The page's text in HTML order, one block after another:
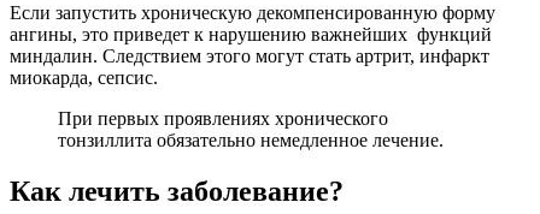
Если запустить хроническую декомпенсированную форму
ангины, это приведет к нарушению важнейших функций
миндалин. Следствием этого могут стать артрит, инфаркт
миокарда, сепсис.
При первых проявлениях хронического
тонзиллита обязательно немедленное лечение.
Как лечить заболевание?